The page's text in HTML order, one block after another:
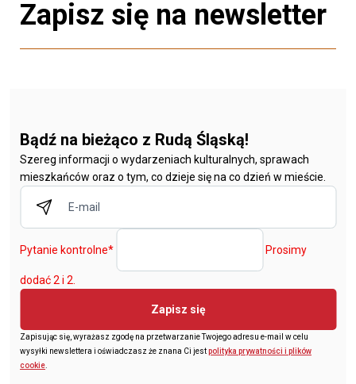
Zapisz się na newsletter
Bądź na bieżąco z Rudą Śląską!
Szereg informacji o wydarzeniach kulturalnych, sprawach
mieszkańców oraz o tym, co dzieje się na co dzień w mieście.
Pytanie kontrolne* Prosimy
dodać 2 i 2.
Zapisz się
Zapisując się, wyrażasz zgodę na przetwarzanie Twojego adresu e-mail w celu
wysyłki newslettera i oświadczasz że znana Ci jestpolityka prywatności i plików
cookie